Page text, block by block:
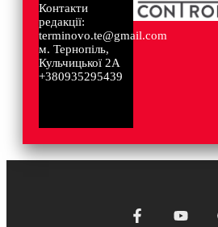
Контакти
редакції:
terminovo.te@gmail.com
м. Тернопіль,
Кульчицької 2А
+380935295439